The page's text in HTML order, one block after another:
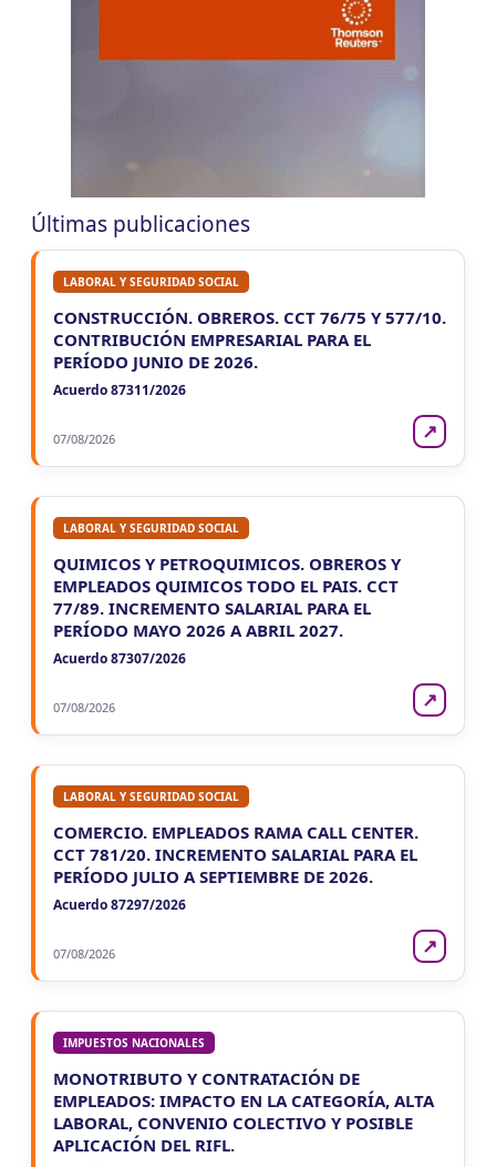
Reg. Unif. Ret. y Perc. Ctes.
Últimas publicaciones
LABORAL Y SEGURIDAD SOCIAL
CONSTRUCCIÓN. OBREROS. CCT 76/75 Y 577/10.
CONTRIBUCIÓN EMPRESARIAL PARA EL
PERÍODO JUNIO DE 2026.
Acuerdo 87311/2026
07/08/2026 ↗
LABORAL Y SEGURIDAD SOCIAL
QUIMICOS Y PETROQUIMICOS. OBREROS Y
EMPLEADOS QUIMICOS TODO EL PAIS. CCT
77/89. INCREMENTO SALARIAL PARA EL
PERÍODO MAYO 2026 A ABRIL 2027.
Acuerdo 87307/2026
07/08/2026 ↗
LABORAL Y SEGURIDAD SOCIAL
COMERCIO. EMPLEADOS RAMA CALL CENTER.
CCT 781/20. INCREMENTO SALARIAL PARA EL
PERÍODO JULIO A SEPTIEMBRE DE 2026.
Acuerdo 87297/2026
07/08/2026 ↗
IMPUESTOS NACIONALES
MONOTRIBUTO Y CONTRATACIÓN DE
EMPLEADOS: IMPACTO EN LA CATEGORÍA, ALTA
LABORAL, CONVENIO COLECTIVO Y POSIBLE
APLICACIÓN DEL RIFL.